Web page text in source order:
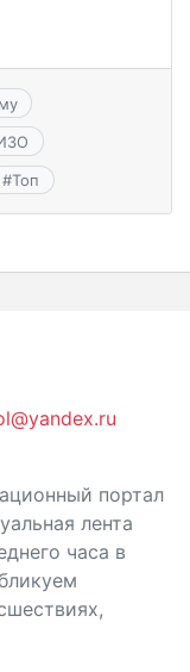
#Топ
портал
лента
часа в